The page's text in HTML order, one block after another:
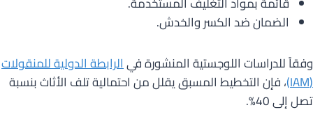
الضمان ضد الكسر والخدش.
وفقاً للدراسات اللوجستية المنشورة فيالرابطة الدولية للمنقولات
(IAM)
، فإن التخطيط المسبق يقلل من احتمالية تلف الأثاث بنسبة
تصل إلى 40%.